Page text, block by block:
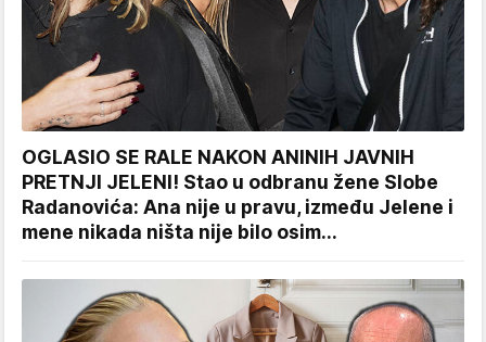
OGLASIO SE RALE NAKON ANINIH JAVNIH
PRETNJI JELENI! Stao u odbranu žene Slobe
Radanovića: Ana nije u pravu, između Jelene i
mene nikada ništa nije bilo osim...